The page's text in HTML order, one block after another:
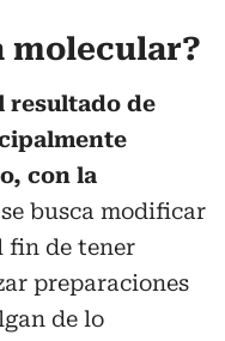
molecular?
resultado de
con la
busca modificar
fin de tener
preparaciones
de lo